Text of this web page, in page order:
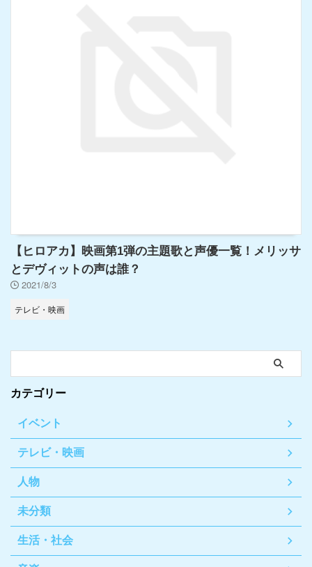
【ヒロアカ】映画第1弾の主題歌と声優一覧！メリッサ
とデヴィットの声は誰？
2021/8/3
テレビ・映画
カテゴリー
イベント
テレビ・映画
人物
未分類
生活・社会